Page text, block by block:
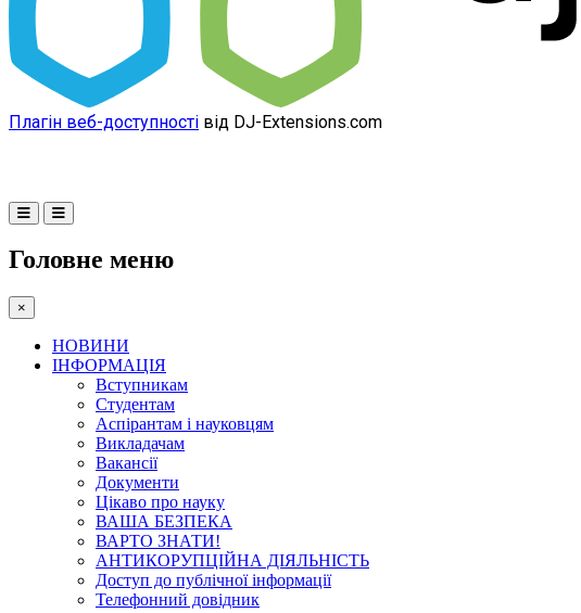
Плагін веб-доступності від DJ-Extensions.com
Головне меню
×
НОВИНИ
ІНФОРМАЦІЯ
Вступникам
Студентам
Аспірантам і науковцям
Викладачам
Вакансії
Документи
Цікаво про науку
ВАША БЕЗПЕКА
ВАРТО ЗНАТИ!
АНТИКОРУПЦІЙНА ДІЯЛЬНІСТЬ
Доступ до публічної інформації
Телефонний довідник